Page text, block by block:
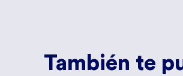
También te